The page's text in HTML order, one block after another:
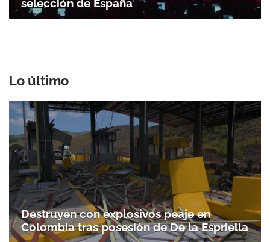
selección de España
Lo último
Destruyen con explosivos peaje en
Colombia tras posesión de De la Espriella